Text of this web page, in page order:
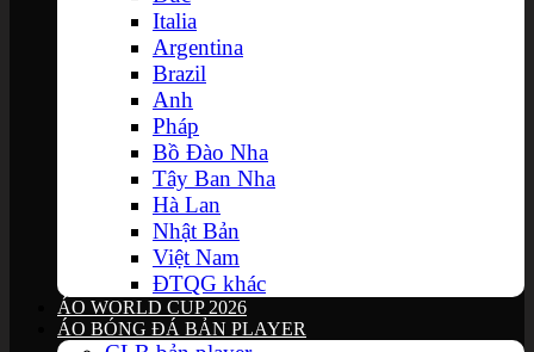
Italia
Argentina
Brazil
Anh
Pháp
Bồ Đào Nha
Tây Ban Nha
Hà Lan
Nhật Bản
Việt Nam
ĐTQG khác
ÁO WORLD CUP 2026
ÁO BÓNG ĐÁ BẢN PLAYER